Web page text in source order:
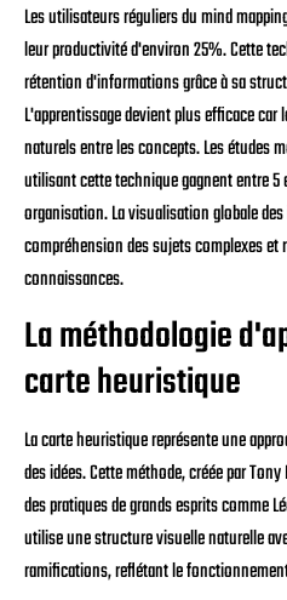
Les utilisateurs réguliers du mind
leur productivité d'environ 25%. Cette
rétention d'informations grâce à sa
L'apprentissage devient plus efficace
naturels entre les concepts. Les études
utilisant cette technique gagnent entre 5
organisation. La visualisation globale
compréhension des sujets complexes
connaissances.
La méthodologie
carte heuristique
La carte heuristique représente une
des idées. Cette méthode, créée par
des pratiques de grands esprits comme
utilise une structure visuelle naturelle
ramifications, reflétant le